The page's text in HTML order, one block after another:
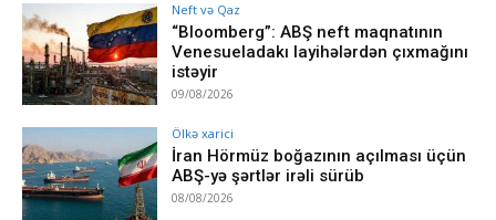
Neft və Qaz
“Bloomberg”: ABŞ neft maqnatının
Venesueladakı layihələrdən çıxmağını
istəyir
09/08/2026
Ölkə xarici
İran Hörmüz boğazının açılması üçün
ABŞ-yə şərtlər irəli sürüb
08/08/2026